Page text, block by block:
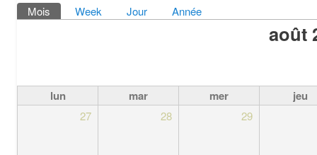
Onglets principaux
Mois (onglet actif)
Week Jour Année
août
lun mar mer jeu
27 28 29